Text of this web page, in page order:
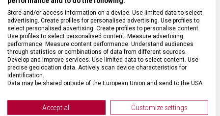
Store and/or access information on a device. Use limited data to select
advertising. Create profiles for personalised advertising. Use profiles to
select personalised advertising. Create profiles to personalise content.
Use profiles to select personalised content. Measure advertising
performance. Measure content performance. Understand audiences
through statistics or combinations of data from different sources.
Develop and improve services. Use limited data to select content. Use
precise geolocation data. Actively scan device characteristics for
identification.
Data may be shared outside of the European Union and send to the USA.
View Partner List (2 IAB Vendors)
Accept all Customize settings